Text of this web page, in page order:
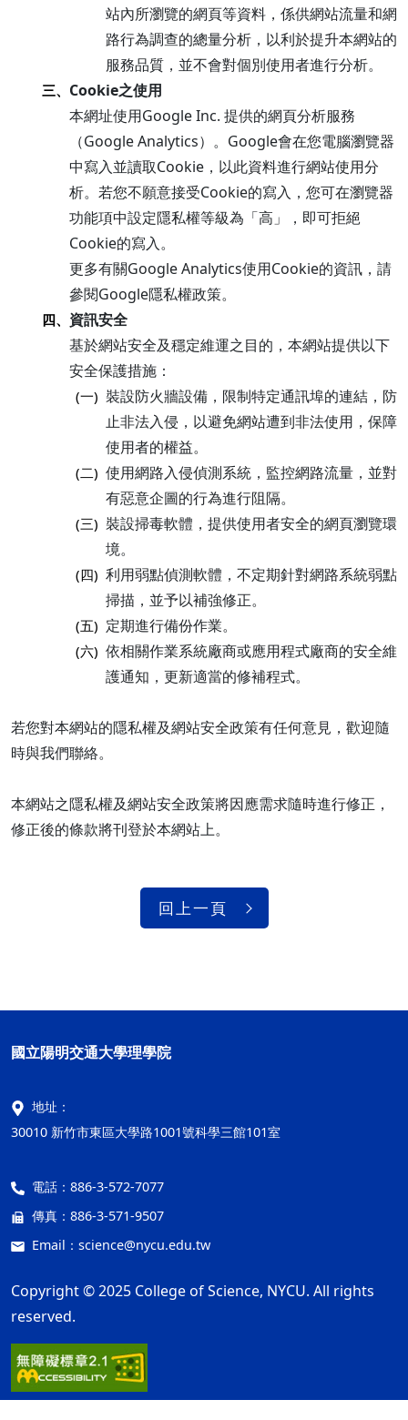
站內所瀏覽的網頁等資料，係供網站流量和網
路行為調查的總量分析，以利於提升本網站的
服務品質，並不會對個別使用者進行分析。
三、 Cookie之使用
本網址使用Google Inc. 提供的網頁分析服務
（Google Analytics）。Google會在您電腦瀏覽器
中寫入並讀取Cookie，以此資料進行網站使用分
析。若您不願意接受Cookie的寫入，您可在瀏覽器
功能項中設定隱私權等級為「高」，即可拒絕
Cookie的寫入。
更多有關Google Analytics使用Cookie的資訊，請
參閱Google隱私權政策。
四、 資訊安全
基於網站安全及穩定維運之目的，本網站提供以下
安全保護措施：
(一) 裝設防火牆設備，限制特定通訊埠的連結，防
止非法入侵，以避免網站遭到非法使用，保障
使用者的權益。
(二) 使用網路入侵偵測系統，監控網路流量，並對
有惡意企圖的行為進行阻隔。
(三) 裝設掃毒軟體，提供使用者安全的網頁瀏覽環
境。
(四) 利用弱點偵測軟體，不定期針對網路系統弱點
掃描，並予以補強修正。
(五) 定期進行備份作業。
(六) 依相關作業系統廠商或應用程式廠商的安全維
護通知，更新適當的修補程式。
若您對本網站的隱私權及網站安全政策有任何意見，歡迎隨
時與我們聯絡。
本網站之隱私權及網站安全政策將因應需求隨時進行修正，
修正後的條款將刊登於本網站上。
回上一頁
國立陽明交通大學理學院
地址：
30010 新竹市東區大學路1001號科學三館101室
電話： 886-3-572-7077
傳真： 886-3-571-9507
Email： science@nycu.edu.tw
Copyright © 2025 College of Science, NYCU. All rights
reserved.